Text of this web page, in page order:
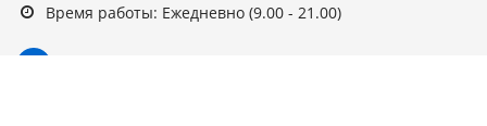
Время работы: Ежедневно (9.00 - 21.00)